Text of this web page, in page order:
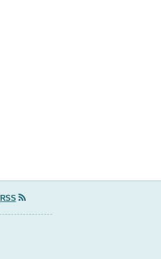
RSS